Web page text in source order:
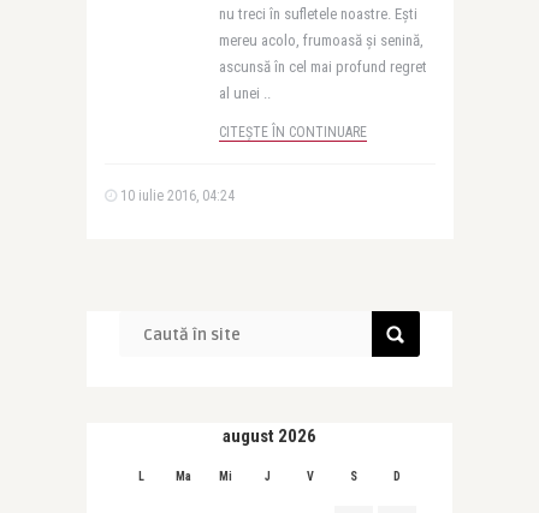
nu treci în sufletele noastre. Ești
mereu acolo, frumoasă și senină,
ascunsă în cel mai profund regret
al unei ..
CITEȘTE ÎN CONTINUARE
10 iulie 2016, 04:24
august 2026
L Ma Mi J V S D